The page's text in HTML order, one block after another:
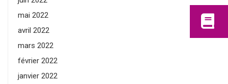
mai 2022
avril 2022
mars 2022
février 2022
janvier 2022